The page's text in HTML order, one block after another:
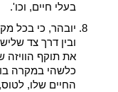
בעלי חיים, וכו'.
יובהר, כי בכל
ובין דרך צד
את תוקף הוויזה
כלשהי במקרה
החיים שלו,